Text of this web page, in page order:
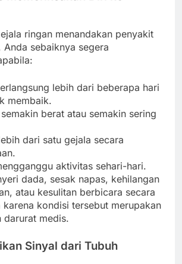
ringan menandakan penyakit
Anda sebaiknya segera
lebih dari beberapa hari
membaik.
berat atau semakin sering
dari satu gejala secara
aktivitas sehari-hari.
dada, sesak napas, kehilangan
atau kesulitan berbicara secara
kondisi tersebut merupakan
darurat medis.
Sinyal dari Tubuh